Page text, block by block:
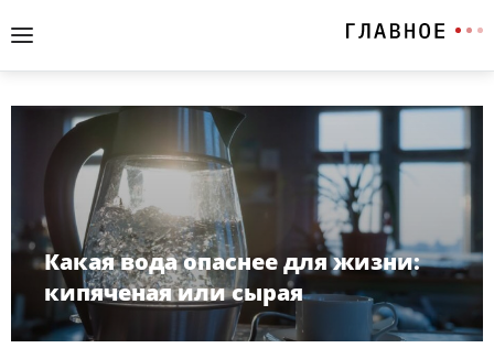
Какая вода опаснее для жизни:
кипяченая или сырая